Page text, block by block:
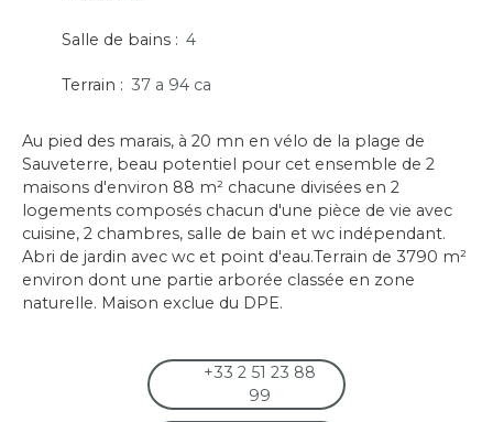
Salle de bains : 4
Terrain : 37 a 94 ca
Au pied des marais, à 20 mn en vélo de la plage de
Sauveterre, beau potentiel pour cet ensemble de 2
maisons d'environ 88 m² chacune divisées en 2
logements composés chacun d'une pièce de vie avec
cuisine, 2 chambres, salle de bain et wc indépendant.
Abri de jardin avec wc et point d'eau.Terrain de 3790 m²
environ dont une partie arborée classée en zone
naturelle. Maison exclue du DPE.
+33 2 51 23 88
99